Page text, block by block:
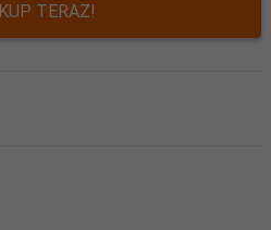
KUP TERAZ!